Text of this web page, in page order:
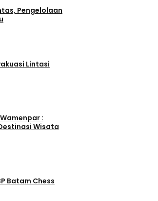
Pengelolaan
Lintasi
:
Wisata
Batam Chess